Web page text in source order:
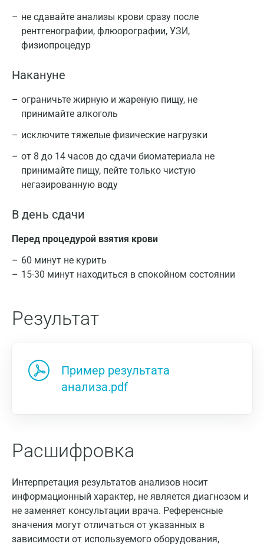
не сдавайте анализы крови сразу после
рентгенографии, флюорографии, УЗИ,
физиопроцедур
Накануне
ограничьте жирную и жареную пищу, не
принимайте алкоголь
исключите тяжелые физические нагрузки
от 8 до 14 часов до сдачи биоматериала не
принимайте пищу, пейте только чистую
негазированную воду
В день сдачи
Перед процедурой взятия крови
60 минут не курить
15-30 минут находиться в спокойном состоянии
Результат
Пример результата
анализа.pdf
Расшифровка
Интерпретация результатов анализов носит
информационный характер, не является диагнозом и
не заменяет консультации врача. Референсные
значения могут отличаться от указанных в
зависимости от используемого оборудования,